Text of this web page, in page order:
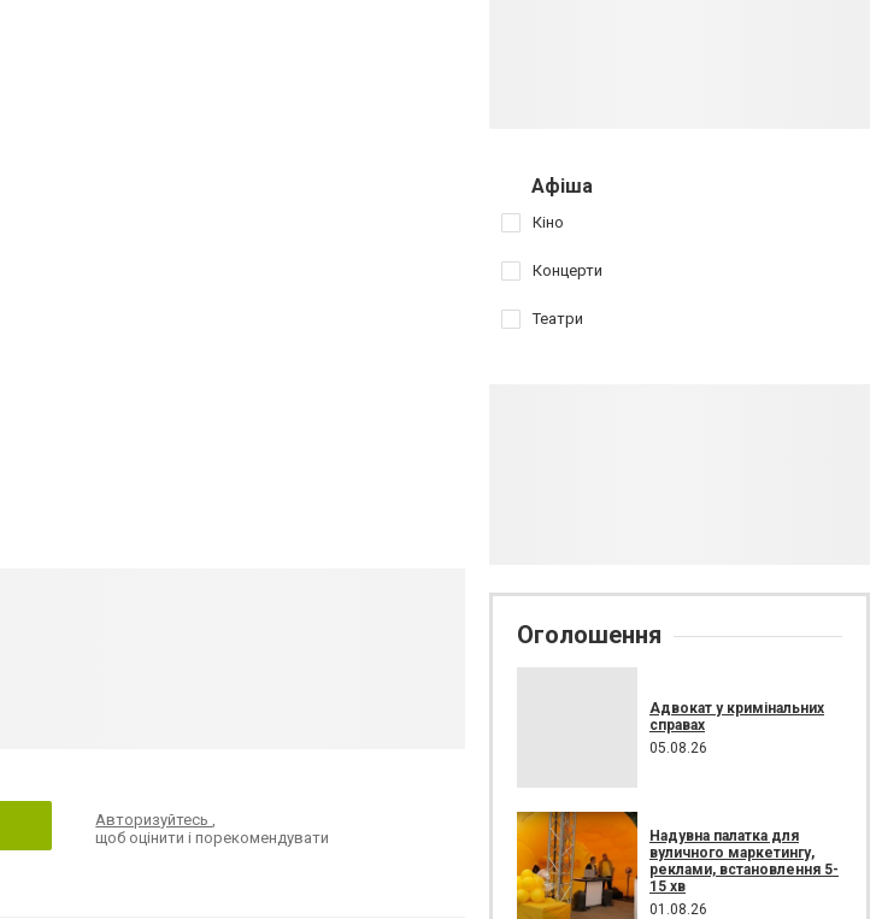
Авторизуйтесь,
щоб оцінити і порекомендувати
Афіша
Кіно
Концерти
Театри
Оголошення
Адвокат у кримінальних
справах
05.08.26
Надувна палатка для
вуличного маркетингу,
реклами, встановлення 5-
15 хв
01.08.26